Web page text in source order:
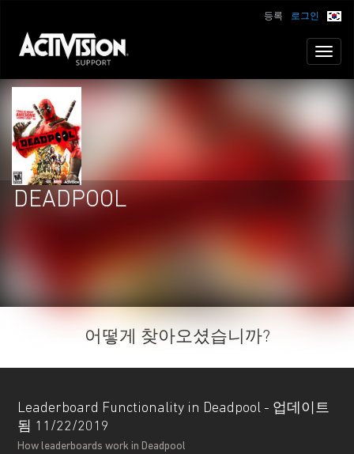
로그인
등록
DEADPOOL
어떻게 찾아오셨습니까?
Leaderboard Functionality in Deadpool - 업데이트
됨 11/22/2019
How leaderboards work in Deadpool